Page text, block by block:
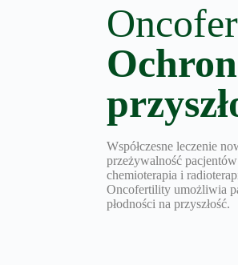
Współczesne leczenie
przeżywalność
chemioterapia i
Oncofertility umożliwia
płodności na przyszłość.